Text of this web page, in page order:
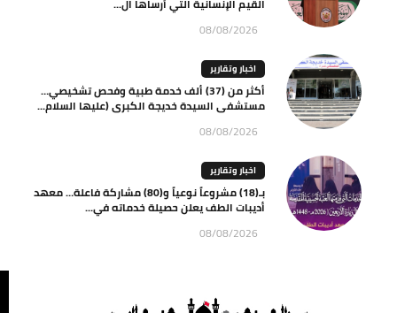
القيم الإنسانية التي أرساها ال...
08/08/2026
اخبار وتقارير
أكثر من (37) ألف خدمة طبية وفحص تشخيصي…
مستشفى السيدة خديجة الكبرى (عليها السلام...
08/08/2026
اخبار وتقارير
بـ(18) مشروعاً نوعياً و(80) مشاركة فاعلة… معهد
أديبات الطف يعلن حصيلة خدماته في...
08/08/2026